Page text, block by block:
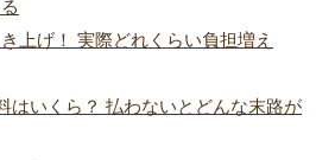
上げ！ 実際どれくらい負担増え
はいくら？ 払わないとどんな末路が